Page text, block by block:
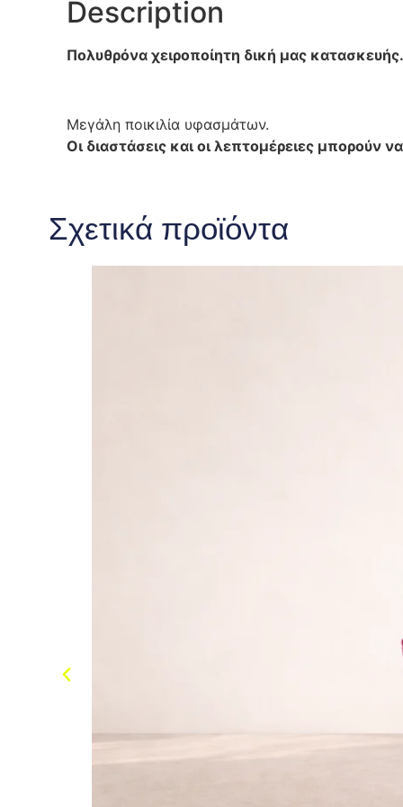
Description
Πολυθρόνα χειροποίητη δική μας κατασκευής.
Μεγάλη ποικιλία υφασμάτων.
Οι διαστάσεις και οι λεπτομέρειες μπορούν
Σχετικά προϊόντα